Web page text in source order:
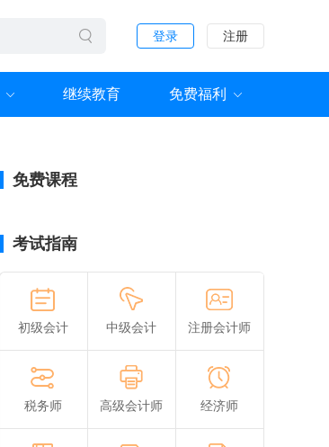
登录 注册
继续教育 免费福利
免费课程
考试指南
初级会计 中级会计 注册会计师
税务师 高级会计师 经济师